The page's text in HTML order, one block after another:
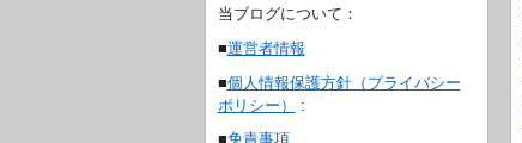
当ブログについて：
■運営者情報
■個人情報保護方針（プライバシー
ポリシー）
:
■免責事項